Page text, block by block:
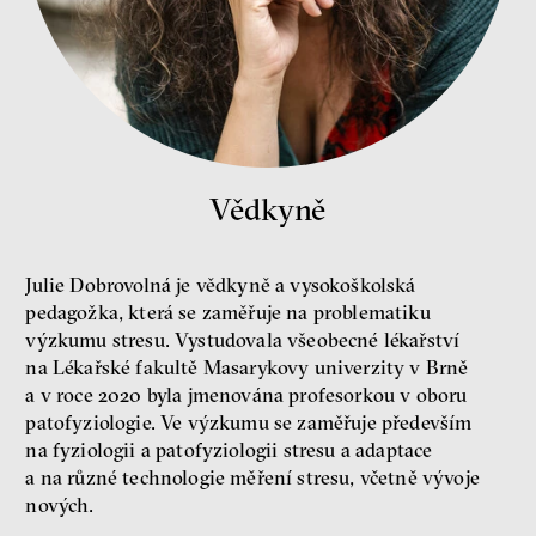
Nehrajeme o to, jaké peníze
budeme mít, ale čí budou, říká
rozhovor
peníze ekonomika
Vědkyně
Julie Dobrovolná je vědkyně a vysokoškolská
pedagožka, která se zaměřuje na problematiku
výzkumu stresu. Vystudovala všeobecné lékařství
na Lékařské fakultě Masarykovy univerzity v Brně
a v roce 2020 byla jmenována profesorkou v oboru
patofyziologie. Ve výzkumu se zaměřuje především
na fyziologii a patofyziologii stresu a adaptace
a na různé technologie měření stresu, včetně vývoje
nových.